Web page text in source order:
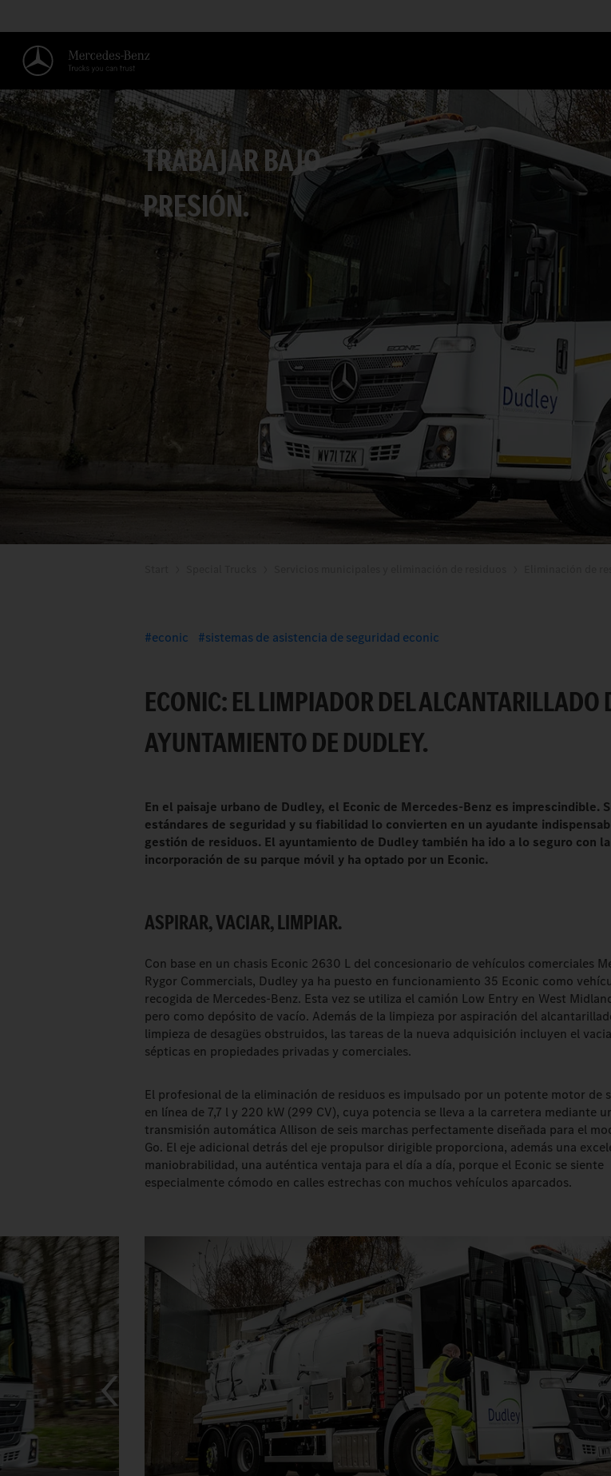
TRABAJAR BAJO
PRESIÓN.
econic sistemas de asistencia de seguridad econic
ECONIC: EL LIMPIADOR DEL ALCANTARILLADO
AYUNTAMIENTO DE DUDLEY.
En el paisaje urbano de Dudley, el Econic de Mercedes-Benz es imprescindible.
estándares de seguridad y su fiabilidad lo convierten en un ayudante
gestión de residuos. El ayuntamiento de Dudley también ha ido a lo seguro con
incorporación de su parque móvil y ha optado por un Econic.
ASPIRAR, VACIAR, LIMPIAR.
Con base en un chasis Econic 2630 L del concesionario de vehículos comerciales
Rygor Commercials, Dudley ya ha puesto en funcionamiento 35 Econic como
recogida de Mercedes-Benz. Esta vez se utiliza el camión Low Entry en West
pero como depósito de vacío. Además de la limpieza por aspiración del
limpieza de desagües obstruidos, las tareas de la nueva adquisición incluyen el
sépticas en propiedades privadas y comerciales.
El profesional de la eliminación de residuos es impulsado por un potente motor de
en línea de 7,7 l y 220 kW (299 CV), cuya potencia se lleva a la carretera mediante
transmisión automática Allison de seis marchas perfectamente diseñada para el
Go. El eje adicional detrás del eje propulsor dirigible proporciona, además una
maniobrabilidad, una auténtica ventaja para el día a día, porque el Econic se siente
especialmente cómodo en calles estrechas con muchos vehículos aparcados.